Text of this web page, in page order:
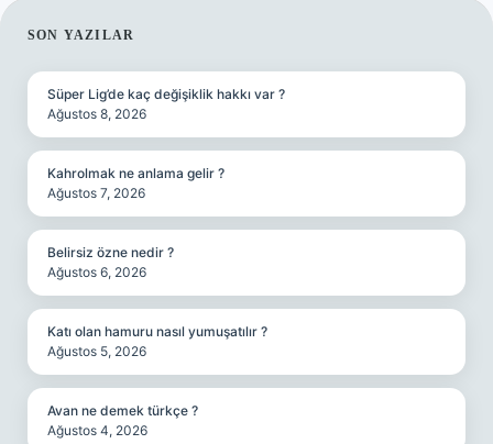
SIDEBAR
SON YAZILAR
Süper Lig’de kaç değişiklik hakkı var ?
Ağustos 8, 2026
Kahrolmak ne anlama gelir ?
Ağustos 7, 2026
Belirsiz özne nedir ?
Ağustos 6, 2026
Katı olan hamuru nasıl yumuşatılır ?
Ağustos 5, 2026
Avan ne demek türkçe ?
Ağustos 4, 2026